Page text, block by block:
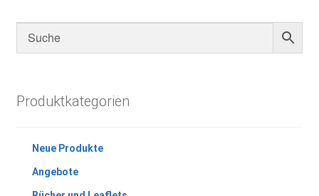
Produktkategorien
Neue Produkte
Angebote